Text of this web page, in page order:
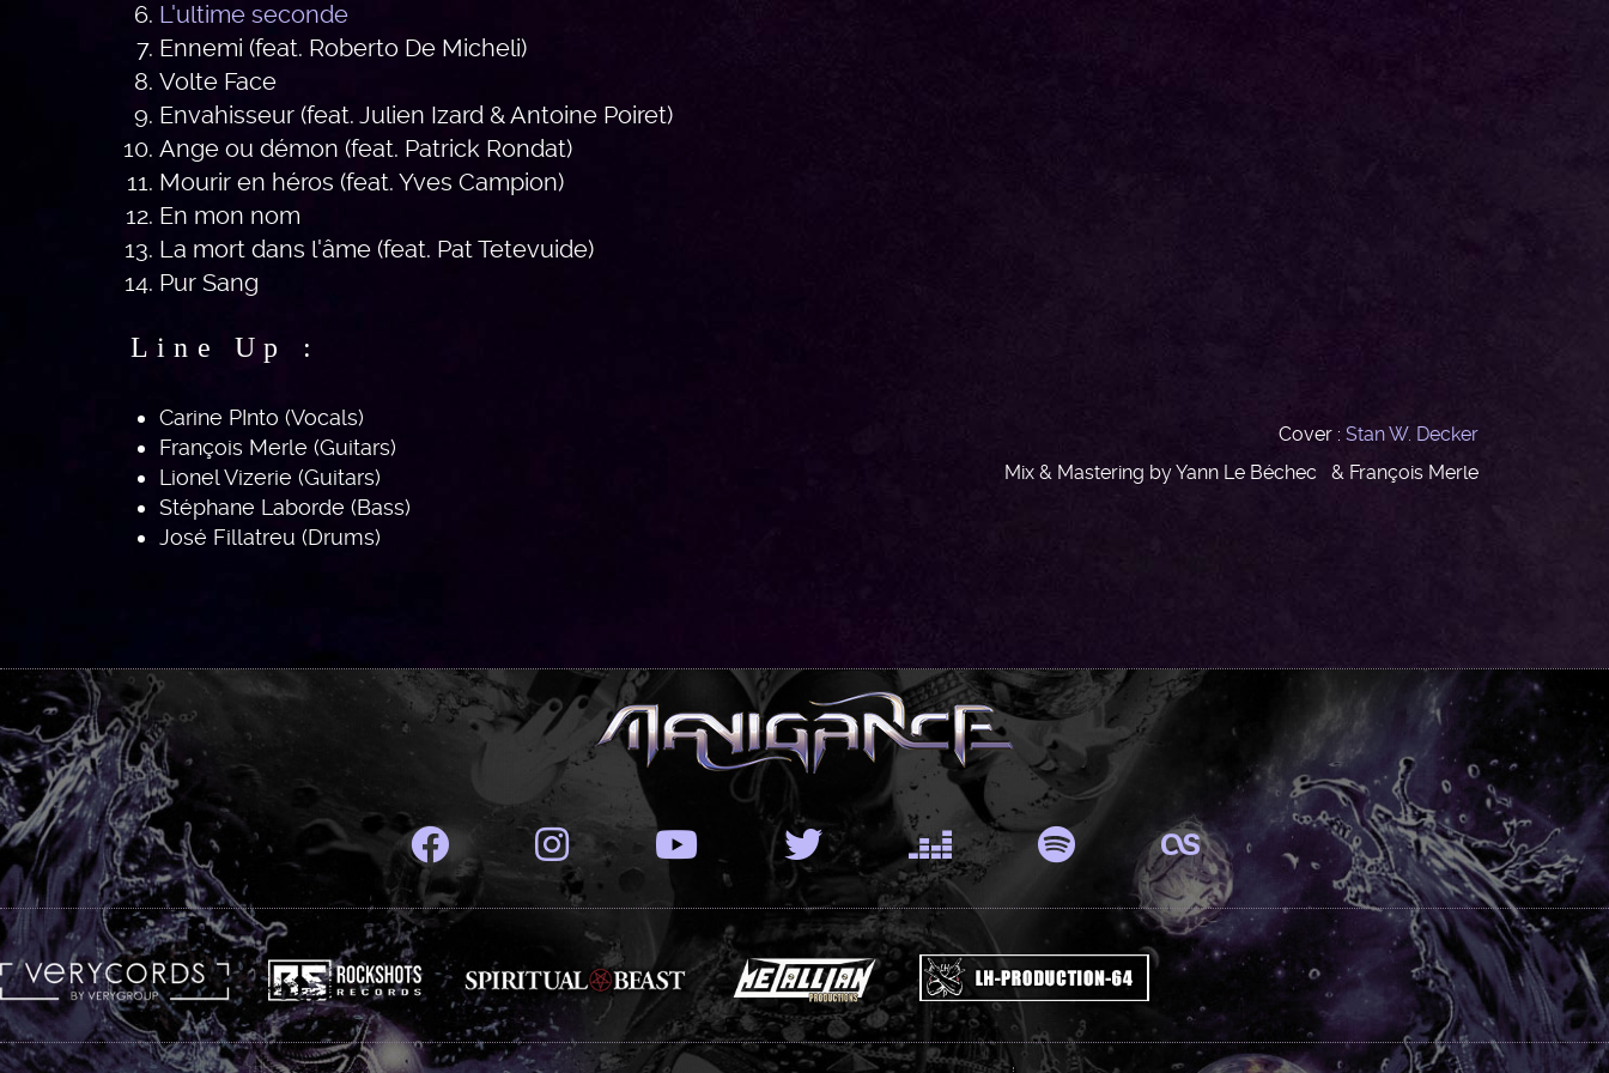
L'ultime seconde
Ennemi (feat. Roberto De Micheli)
Volte Face
Envahisseur (feat. Julien Izard & Antoine Poiret)
Ange ou démon (feat. Patrick Rondat)
Mourir en héros (feat. Yves Campion)
En mon nom
La mort dans l'âme (feat. Pat Tetevuide)
Pur Sang
Line Up :
Carine PInto (Vocals)
François Merle (Guitars)
Lionel Vizerie (Guitars)
Stéphane Laborde (Bass)
José Fillatreu (Drums)
Cover : Stan W. Decker
Mix & Mastering by Yann Le Béchec & François Merle